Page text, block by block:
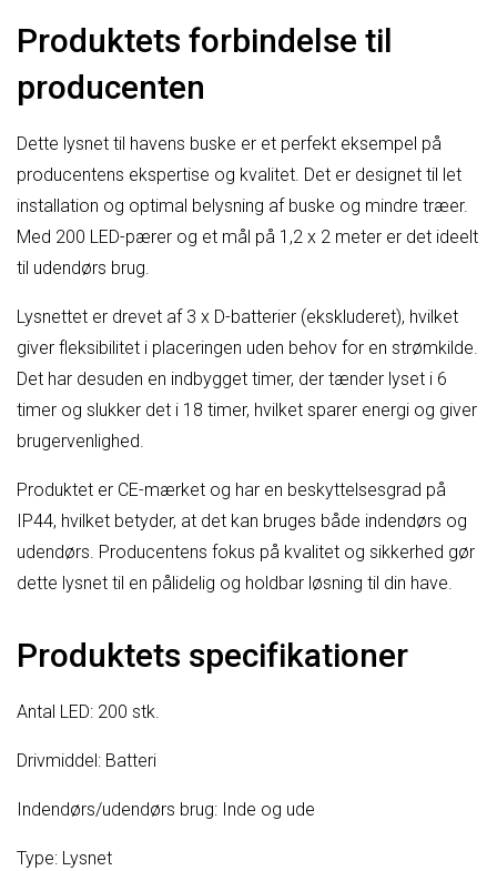
Produktets forbindelse til
producenten
Dette lysnet til havens buske er et perfekt eksempel på
producentens ekspertise og kvalitet. Det er designet til let
installation og optimal belysning af buske og mindre træer.
Med 200 LED-pærer og et mål på 1,2 x 2 meter er det ideelt
til udendørs brug.
Lysnettet er drevet af 3 x D-batterier (ekskluderet), hvilket
giver fleksibilitet i placeringen uden behov for en strømkilde.
Det har desuden en indbygget timer, der tænder lyset i 6
timer og slukker det i 18 timer, hvilket sparer energi og giver
brugervenlighed.
Produktet er CE-mærket og har en beskyttelsesgrad på
IP44, hvilket betyder, at det kan bruges både indendørs og
udendørs. Producentens fokus på kvalitet og sikkerhed gør
dette lysnet til en pålidelig og holdbar løsning til din have.
Produktets specifikationer
Antal LED: 200 stk.
Drivmiddel: Batteri
Indendørs/udendørs brug: Inde og ude
Type: Lysnet